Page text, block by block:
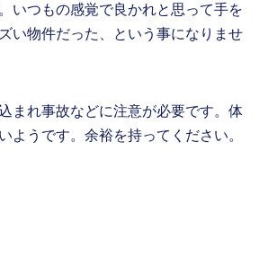
いつもの感覚で良かれと思って手を
い物件だった、という事になりませ
まれ事故などに注意が必要です。体
ようです。余裕を持ってください。